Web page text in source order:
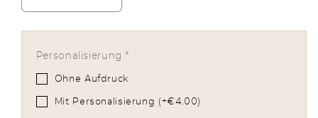
die
Menge
für
Stiftemäppchen
Blumen
personalisiert
die
Menge
Stiftemäppchen
Blumen
personalisiert
Personalisierung *
Ohne Aufdruck
Mit Personalisierung (+€4.00)